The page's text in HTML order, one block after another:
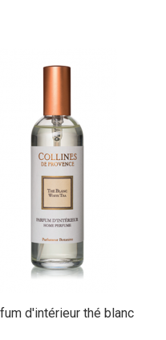
d'intérieur thé blanc